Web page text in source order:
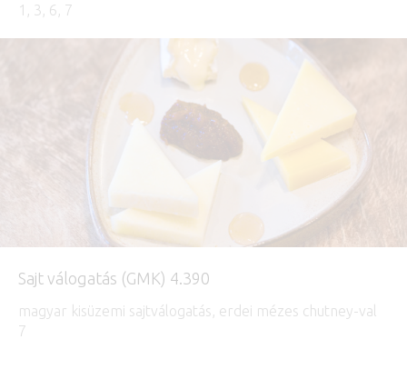
1, 3, 6, 7
Sajt válogatás (GMK) 4.390
magyar kisüzemi sajtválogatás, erdei mézes chutney-val
7